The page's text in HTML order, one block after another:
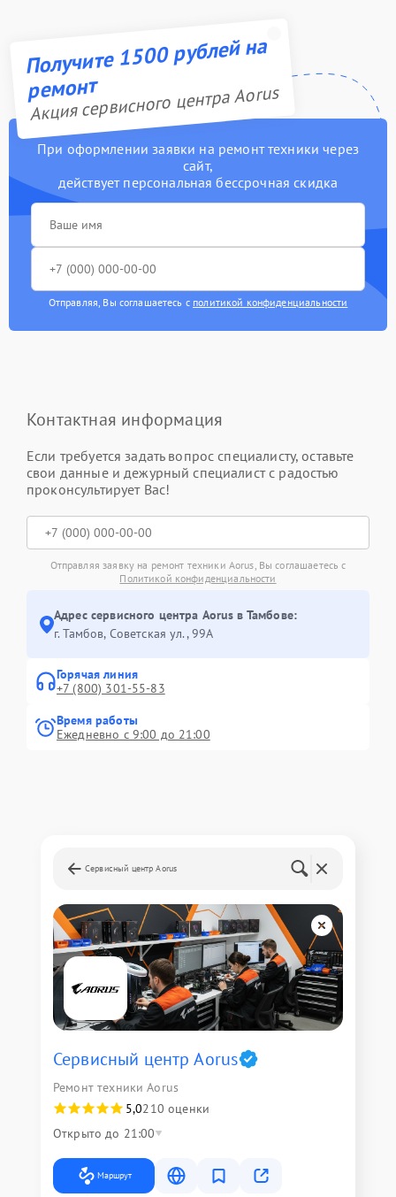
Получите 1500 рублей на
ремонт
Акция сервисного центра Aorus
При оформлении заявки на ремонт техники через
сайт,
действует персональная бессрочная скидка
Отправляя, Вы соглашаетесь с политикой конфиденциальности
Контактная информация
Если требуется задать вопрос специалисту, оставьте
свои данные и дежурный специалист с радостью
проконсультирует Вас!
Отправляя заявку на ремонт техники Aorus, Вы соглашаетесь с
Политикой конфиденциальности
Адрес сервисного центра Aorus в Тамбове:
г. Тамбов, Советская ул., 99А
Горячая линия
+7 (800) 301-55-83
Время работы
Ежедневно с 9:00 до 21:00
Сервисный центр Aorus
Сервисный центр Aorus
Ремонт техники Aorus
5,0210 оценки
Открыто до 21:00
Маршрут